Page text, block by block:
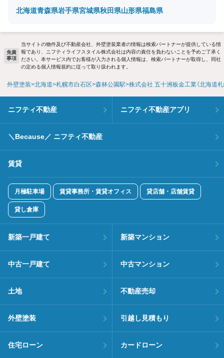
北海道青森県岩手県宮城県秋田県山形県福島県
免責
事項
当サイトの物件及び不動産会社、外壁塗装業者の情報は検索パートナーが提供している情
報であり、ニフティライフスタイル株式会社は内容の責任を負わないことを予めご了承く
ださい。本サービス内でお客様が入力される個人情報は、検索パートナーが取得し、同社
の定める個人情報規約に従って取り扱われます。
外壁塗装 北海道 札幌市白石区 森林公園駅 株式会社 五十洲板金工業（北海道
ニフティ不動産 ニフティ不動産アプリ
＼Because／ ニフティ不動産
賃貸
月極駐車場 賃貸事務所・賃貸オフィス 貸店舗・店舗賃貸
貸し倉庫
新築一戸建て 新築マンション
中古一戸建て 中古マンション
土地 不動産売却
外壁塗装 引越し見積もり
住宅ローン カードローン